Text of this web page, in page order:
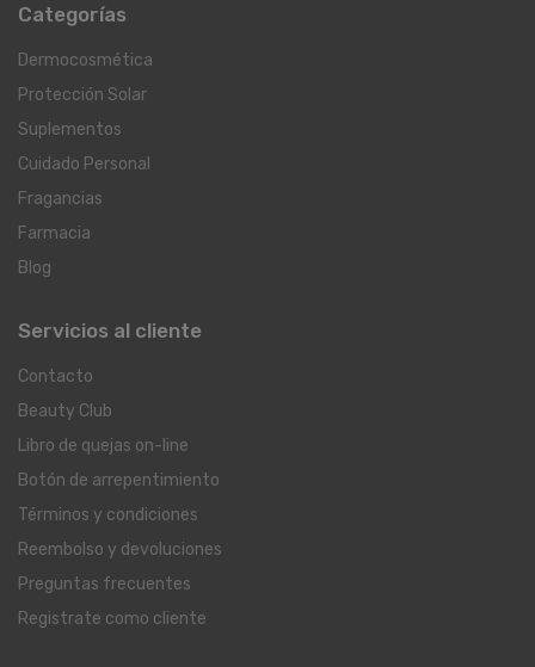
Categorías
Dermocosmética
Protección Solar
Suplementos
Cuidado Personal
Fragancias
Farmacia
Blog
Servicios al cliente
Contacto
Beauty Club
Libro de quejas on-line
Botón de arrepentimiento
Términos y condiciones
Reembolso y devoluciones
Preguntas frecuentes
Registrate como cliente